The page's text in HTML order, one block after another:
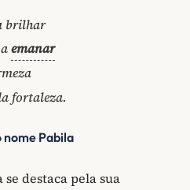
brilhar
emanar
fortaleza.
nome Pabila
destaca pela sua